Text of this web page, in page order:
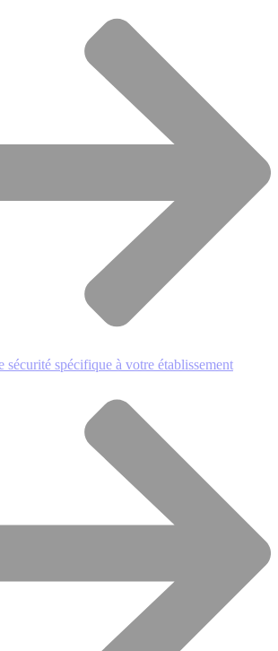
sécurité spécifique à votre établissement